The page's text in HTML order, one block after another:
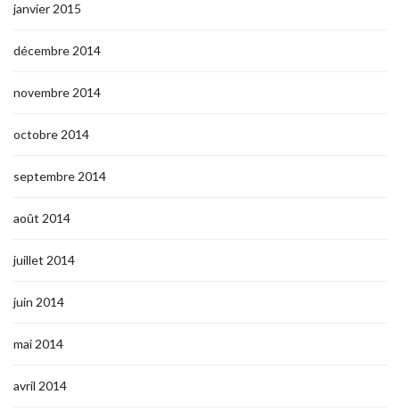
janvier 2015
décembre 2014
novembre 2014
octobre 2014
septembre 2014
août 2014
juillet 2014
juin 2014
mai 2014
avril 2014